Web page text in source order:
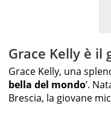
Grace Kelly è
Grace Kelly, una
bella del mondo’.
Brescia, la giovane